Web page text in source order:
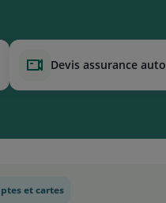
devis assurance auto
et cartes